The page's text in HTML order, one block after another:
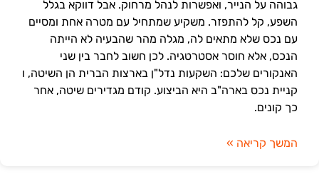
גבוהה על הנייר, ואפשרות לנהל מרחוק. אבל דווקא בגלל
השפע, קל להתפזר. משקיע שמתחיל עם מטרה אחת ומסיים
עם נכס שלא מתאים לה, מגלה מהר שהבעיה לא הייתה
הנכס, אלא חוסר אסטרטגיה. לכן חשוב לחבר בין שני
האנקורים שלכם: השקעות נדל"ן בארצות הברית הן השיטה, ו
קניית נכס בארה"ב היא הביצוע. קודם מגדירים שיטה, אחר
כך קונים.
המשך קריאה »